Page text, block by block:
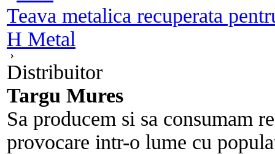
Teava metalica recuperata
H Metal
Distribuitor
Targu Mures
Sa producem si sa consumam
provocare intr-o lume cu